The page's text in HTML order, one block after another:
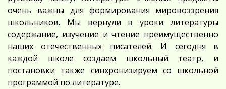
очень важны для формирования мировоззрения
школьников. Мы вернули в уроки литературы
содержание, изучение и чтение преимущественно
наших отечественных писателей. И сегодня в
каждой школе создаем школьный театр, и
постановки также синхронизируем со школьной
программой по литературе.